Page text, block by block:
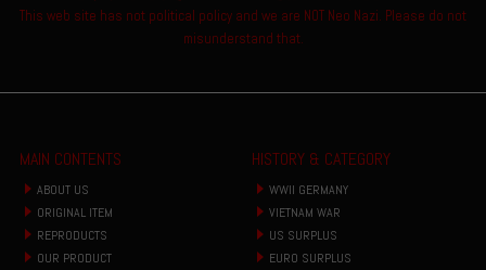
This web site has not political policy and we are NOT Neo Nazi. Please do not
misunderstand that.
MAIN CONTENTS
ABOUT US
ORIGINAL ITEM
REPRODUCTS
OUR PRODUCT
HISTORY & CATEGORY
WWII GERMANY
VIETNAM WAR
US SURPLUS
EURO SURPLUS